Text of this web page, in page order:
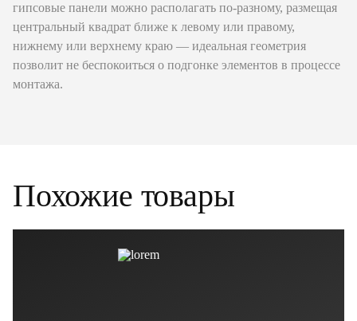
гипсовые панели можно располагать по-разному, размещая
центральный квадрат ближе к левому или правому,
нижнему или верхнему краю — идеальная геометрия
позволит не беспокоиться о подгонке элементов в процессе
монтажа.
Похожие товары